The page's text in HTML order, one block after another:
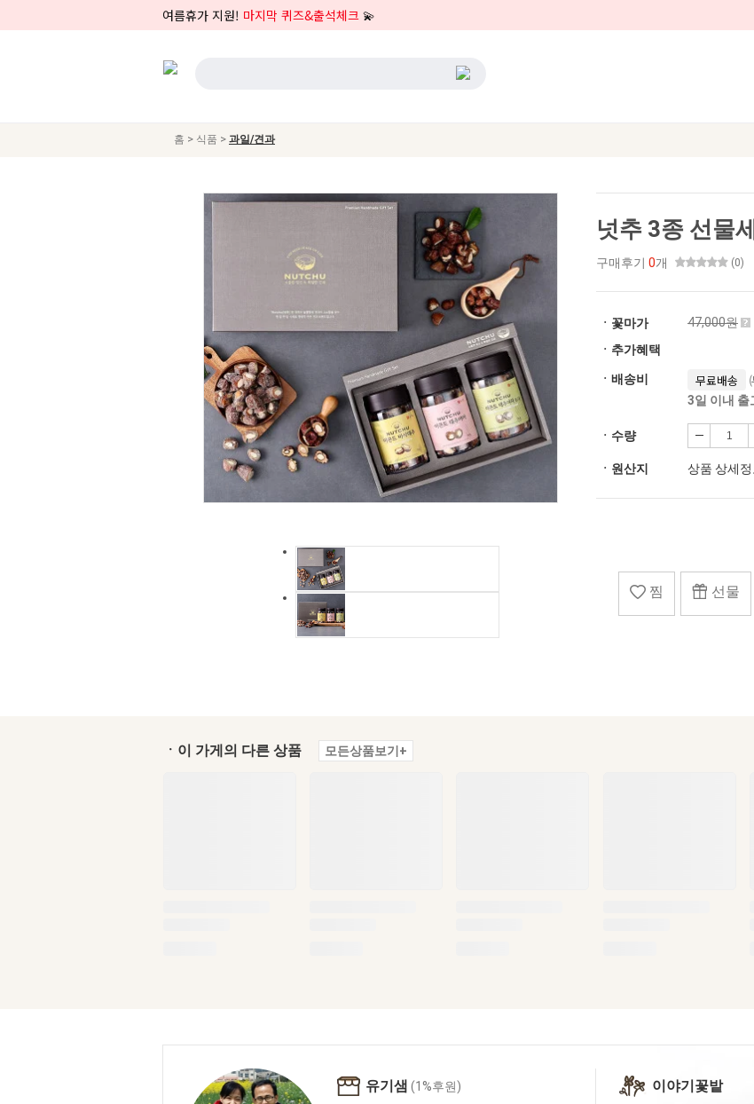
여름휴가 지원! 마지막 퀴즈&출석체크 💫
홈 > 식품 > 과일/견과
넛추 3종 선물
구매후기 0개 (0)
ㆍ꽃마가 47,000원
ㆍ추가혜택
ㆍ배송비 무료배송
3일 이내 출
ㆍ수량
ㆍ원산지 상품 상세정
찜 선물
ㆍ이 가게의 다른 상품 모든상품보기+
유기샘 (1%후원)
이야기꽃밭